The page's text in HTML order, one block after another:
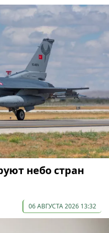
небо стран
06 АВГУСТА 2026 13:32